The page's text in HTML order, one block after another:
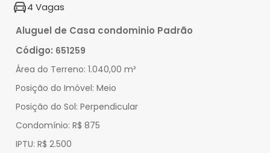
4 Vagas
Aluguel de Casa condominio Padrão
Código: 651259
Área do Terreno: 1.040,00 m²
Posição do Imóvel: Meio
Posição do Sol: Perpendicular
Condomínio: R$ 875
IPTU: R$ 2.500